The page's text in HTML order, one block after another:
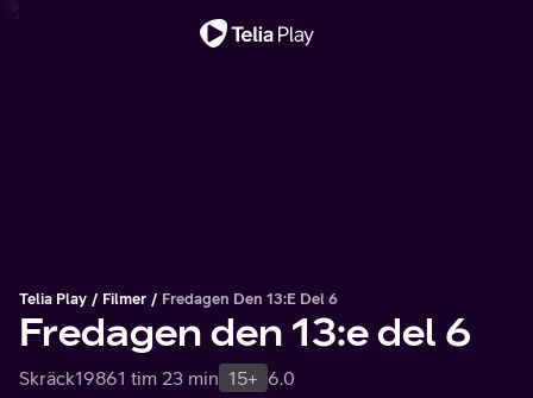
Telia Play Filmer Fredagen Den 13:e Del 6
Fredagen den 13:e del 6
Skräck19861 tim 23 min 15+ 6.0